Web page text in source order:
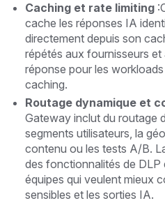
Caching et rate limiting
cache les réponses IA
directement depuis son
répétés aux fournisseurs et
réponse pour les
caching.
Routage dynamique et
Gateway inclut du routage
segments utilisateurs, la
contenu ou les tests A/B.
des fonctionnalités de DLP
équipes qui veulent mieux
sensibles et les sorties IA.